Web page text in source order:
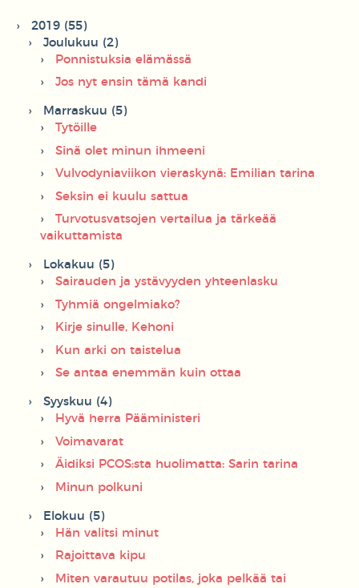
2019 (55)
Joulukuu (2)
Ponnistuksia elämässä
Jos nyt ensin tämä kandi
Marraskuu (5)
Tytöille
Sinä olet minun ihmeeni
Vulvodyniaviikon vieraskynä: Emilian tarina
Seksin ei kuulu sattua
Turvotusvatsojen vertailua ja tärkeää
vaikuttamista
Lokakuu (5)
Sairauden ja ystävyyden yhteenlasku
Tyhmiä ongelmiako?
Kirje sinulle, Kehoni
Kun arki on taistelua
Se antaa enemmän kuin ottaa
Syyskuu (4)
Hyvä herra Pääministeri
Voimavarat
Äidiksi PCOS:sta huolimatta: Sarin tarina
Minun polkuni
Elokuu (5)
Hän valitsi minut
Rajoittava kipu
Miten varautuu potilas, joka pelkää tai